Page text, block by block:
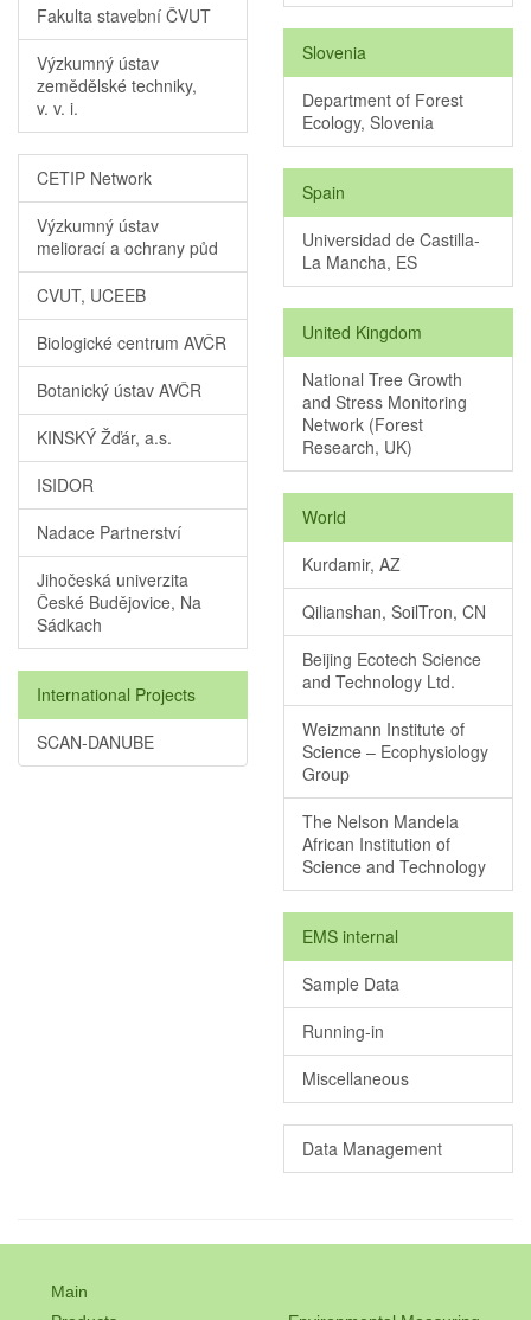
Fakulta stavební ČVUT
Výzkumný ústav
zemědělské techniky,
v. v. i.
CETIP Network
Výzkumný ústav
meliorací a ochrany půd
CVUT, UCEEB
Biologické centrum AVČR
Botanický ústav AVČR
KINSKÝ Žďár, a.s.
ISIDOR
Nadace Partnerství
Jihočeská univerzita
České Budějovice, Na
Sádkach
International Projects
SCAN-DANUBE
Slovenia
Department of Forest
Ecology, Slovenia
Spain
Universidad de Castilla-
La Mancha, ES
United Kingdom
National Tree Growth
and Stress Monitoring
Network (Forest
Research, UK)
World
Kurdamir, AZ
Qilianshan, SoilTron, CN
Beijing Ecotech Science
and Technology Ltd.
Weizmann Institute of
Science – Ecophysiology
Group
The Nelson Mandela
African Institution of
Science and Technology
EMS internal
Sample Data
Running-in
Miscellaneous
Data Management
Main